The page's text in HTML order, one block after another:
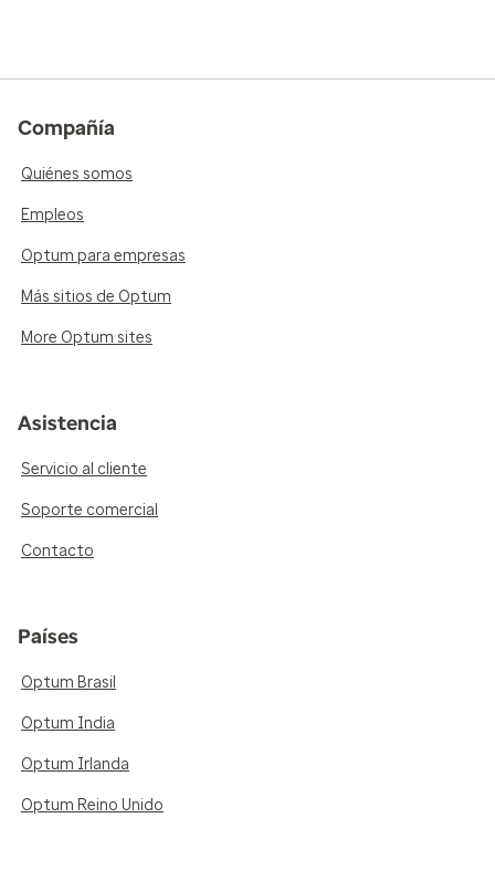
Compañía
Quiénes somos
Empleos
Optum para empresas
Más sitios de Optum
More Optum sites
Asistencia
Servicio al cliente
Soporte comercial
Contacto
Países
Optum Brasil
Optum India
Optum Irlanda
Optum Reino Unido